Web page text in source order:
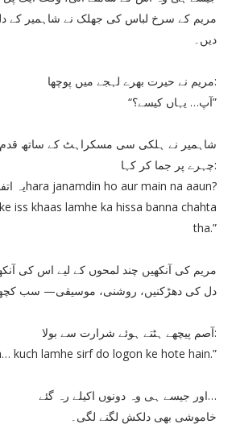
مریم کے سرخ لباس کی جھلک نے شاہمیر کے
دیں۔
مریم نے حیرت بھرے لہجے میں پوچھا:
“آپ… یہاں کیسے؟”
شاہمیر نے ہلکی سی مسکراہٹ کے ساتھ قدم
چہرے پر جما کر کہا:
“یہ اتفاق نہیں تھا، مریم… تمhara janamdin ho aur main na aaun?
iss khaas lamhe ka hissa banna chahta
tha.”
مریم کی آنکھیں چند لمحوں کے لیے اس کی
دل کی دھڑکنیں، روشنی، موسیقی— سب کچھ
آصم پیچھے ہٹتے ہوئے شرارت سے بولا:
kuch lamhe sirf do logon ke hote hain.”
اور جیسے ہی وہ دونوں اکیلے رہ گئے…
خاموشی بھی دلکش لگنے لگی۔